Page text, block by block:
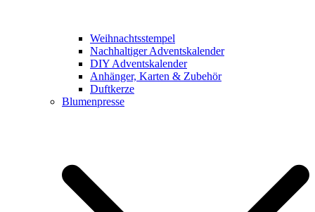
Weihnachtsstempel
Nachhaltiger Adventskalender
DIY Adventskalender
Anhänger, Karten & Zubehör
Duftkerze
Blumenpresse